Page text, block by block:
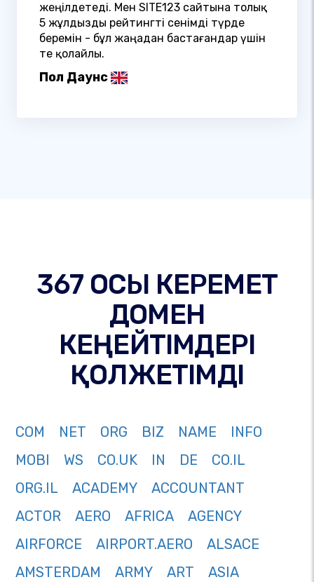
жеңілдетеді. Мен SITE123 сайтына толық
5 жұлдызды рейтингті сенімді түрде
беремін - бұл жаңадан бастағандар үшін
өте қолайлы.
Пол Даунс
367 ОСЫ КЕРЕМЕТ
ДОМЕН
КЕҢЕЙТІМДЕРІ
ҚОЛЖЕТІМДІ
COM NET ORG BIZ NAME
INFO
MOBI
WS CO.UK IN DE
CO.IL
ORG.IL
ACADEMY
ACCOUNTANT
ACTOR
AERO AFRICA
AGENCY
AIRFORCE
AIRPORT.AERO
ALSACE
AMSTERDAM
ARMY ART
ASIA